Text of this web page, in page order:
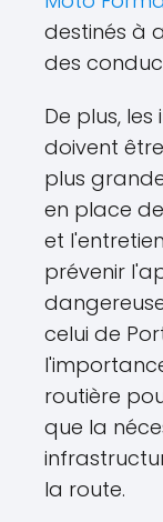
destinés à
des
De plus,
doivent
plus
en place
et
prévenir
celui de
routière
que la
la route.